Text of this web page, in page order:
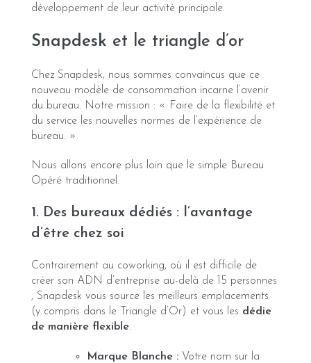
développement de leur activité principale.
Snapdesk et le triangle d’or
Chez Snapdesk, nous sommes convaincus que ce
nouveau modèle de consommation incarne l’avenir
du bureau. Notre mission : « Faire de la flexibilité et
du service les nouvelles normes de l’expérience de
bureau. ».
Nous allons encore plus loin que le simple Bureau
Opéré traditionnel.
1. Des bureaux dédiés : l’avantage
d’être chez soi
Contrairement au coworking, où il est difficile de
créer son ADN d’entreprise au-delà de 15 personnes
, Snapdesk vous source les meilleurs emplacements
(y compris dans le Triangle d’Or) et vous les dédie
de manière flexible.
Marque Blanche : Votre nom sur la